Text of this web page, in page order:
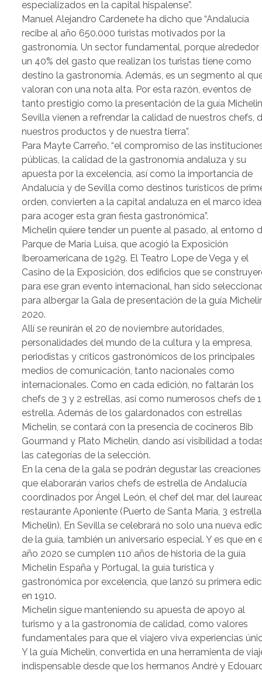
especializados en la capital hispalense”.
Manuel Alejandro Cardenete ha dicho que “Andalucía
recibe al año 650.000 turistas motivados por la
gastronomía. Un sector fundamental, porque alrededor
un 40% del gasto que realizan los turistas tiene como
destino la gastronomía. Además, es un segmento al
valoran con una nota alta. Por esta razón, eventos de
tanto prestigio como la presentación de la guía
Sevilla vienen a refrendar la calidad de nuestros chefs,
nuestros productos y de nuestra tierra”.
Para Mayte Carreño, “el compromiso de las
públicas, la calidad de la gastronomía andaluza y su
apuesta por la excelencia, así como la importancia de
Andalucía y de Sevilla como destinos turísticos de
orden, convierten a la capital andaluza en el marco
para acoger esta gran fiesta gastronómica”.
Michelin quiere tender un puente al pasado, al entorno
Parque de María Luisa, que acogió la Exposición
Iberoamericana de 1929. El Teatro Lope de Vega y el
Casino de la Exposición, dos edificios que se
para ese gran evento internacional, han sido
para albergar la Gala de presentación de la guía
2020.
Allí se reunirán el 20 de noviembre autoridades,
personalidades del mundo de la cultura y la empresa,
periodistas y críticos gastronómicos de los principales
medios de comunicación, tanto nacionales como
internacionales. Como en cada edición, no faltarán los
chefs de 3 y 2 estrellas, así como numerosos chefs de 1
estrella. Además de los galardonados con estrellas
Michelin, se contará con la presencia de cocineros Bib
Gourmand y Plato Michelin, dando así visibilidad a
las categorías de la selección.
En la cena de la gala se podrán degustar las creaciones
que elaborarán varios chefs de estrella de Andalucía
coordinados por Ángel León, el chef del mar, del
restaurante Aponiente (Puerto de Santa María, 3
Michelin). En Sevilla se celebrará no solo una nueva
de la guía, también un aniversario especial. Y es que en
año 2020 se cumplen 110 años de historia de la guía
Michelin España y Portugal, la guía turística y
gastronómica por excelencia, que lanzó su primera
en 1910.
Michelin sigue manteniendo su apuesta de apoyo al
turismo y a la gastronomía de calidad, como valores
fundamentales para que el viajero viva experiencias
Y la guía Michelin, convertida en una herramienta de
indispensable desde que los hermanos André y